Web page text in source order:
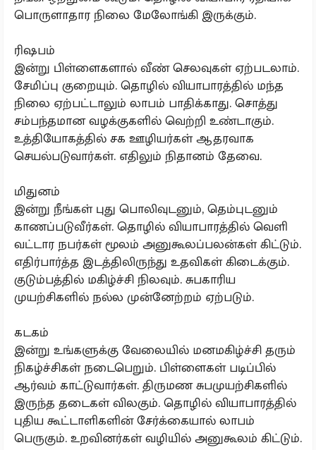
பொருளாதார நிலை மேலோங்கி இருக்கும்.
ரிஷபம்
இன்று பிள்ளைகளால் வீண் செலவுகள் ஏற்படலாம்.
சேமிப்பு குறையும். தொழில் வியாபாரத்தில் மந்த
நிலை ஏற்பட்டாலும் லாபம் பாதிக்காது. சொத்து
சம்பந்தமான வழக்குகளில் வெற்றி உண்டாகும்.
உத்தியோகத்தில் சக ஊழியர்கள் ஆதரவாக
செயல்படுவார்கள். எதிலும் நிதானம் தேவை.
மிதுனம்
இன்று நீங்கள் புது பொலிவுடனும், தெம்புடனும்
காணப்படுவீர்கள். தொழில் வியாபாரத்தில் வெளி
வட்டார நபர்கள் மூலம் அனுகூலப்பலன்கள் கிட்டும்.
எதிர்பார்த்த இடத்திலிருந்து உதவிகள் கிடைக்கும்.
குடும்பத்தில் மகிழ்ச்சி நிலவும். சுபகாரிய
முயற்சிகளில் நல்ல முன்னேற்றம் ஏற்படும்.
கடகம்
இன்று உங்களுக்கு வேலையில் மனமகிழ்ச்சி தரும்
நிகழ்ச்சிகள் நடைபெறும். பிள்ளைகள் படிப்பில்
ஆர்வம் காட்டுவார்கள். திருமண சுபமுயற்சிகளில்
இருந்த தடைகள் விலகும். தொழில் வியாபாரத்தில்
புதிய கூட்டாளிகளின் சேர்க்கையால் லாபம்
பெருகும். உறவினர்கள் வழியில் அனுகூலம் கிட்டும்.